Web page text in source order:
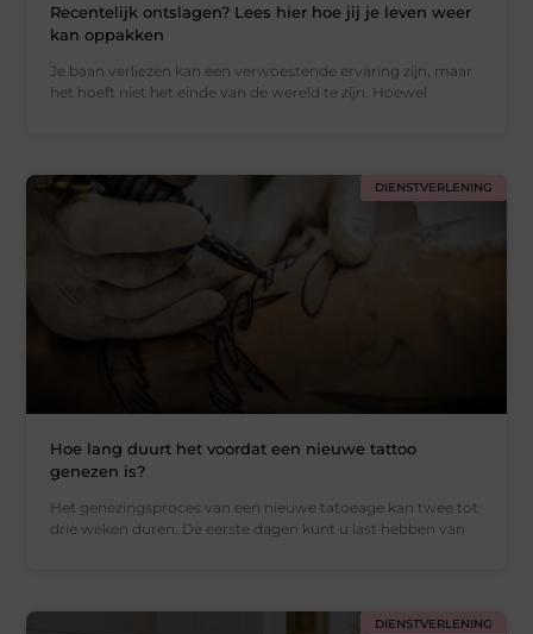
Recentelijk ontslagen? Lees hier hoe jij je leven weer
kan oppakken
Je baan verliezen kan een verwoestende ervaring zijn, maar
het hoeft niet het einde van de wereld te zijn. Hoewel
DIENSTVERLENING
Hoe lang duurt het voordat een nieuwe tattoo
genezen is?
Het genezingsproces van een nieuwe tatoeage kan twee tot
drie weken duren. De eerste dagen kunt u last hebben van
DIENSTVERLENING